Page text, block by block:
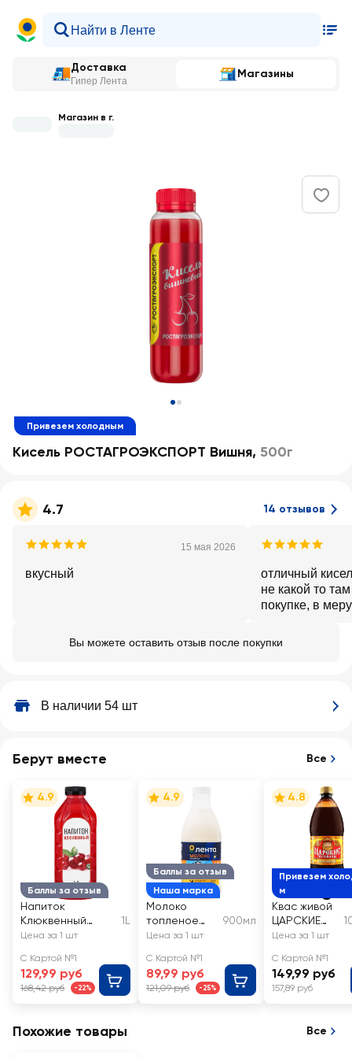
Доставка
Гипер Лента
Магазины
Магазин в г.
Привезем холодным
Кисель РОСТАГРОЭКСПОРТ Вишня, 500г
4.7 14 отзывов
15 мая 2026
вкусный
отличный
не какой то
покупке, в
Вы можете оставить отзыв после покупки
В наличии 54 шт
Берут вместе Все
Баллы за отзыв
4.9
Напиток
Клюквенный
негазированный
1L
Цена за 1 шт
С Картой №1
129,99 руб
168,42 руб -22%
Баллы за отзыв
Наша марка
4.9
Молоко
топленое
ЛЕНТА 3,2%,
900мл
Цена за 1 шт
С Картой №1
89,99 руб
121,09 руб -25%
Привезем
м
4.8
Квас живой
ЦАРСКИЕ
ПРИПАСЫ
ый
Цена за 1 шт
С Картой №1
149,99 руб
157,89 руб
Похожие товары Все